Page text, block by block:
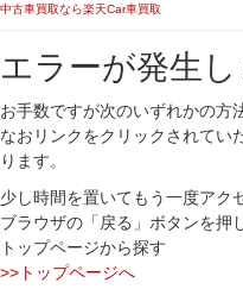
中古車買取なら楽天Car車買取
エラーが発生
お手数ですが次のいずれかの方
なおリンクをクリックされてい
ります。
少し時間を置いてもう一度アク
ブラウザの「戻る」ボタンを押
トップページから探す
>>トップページへ